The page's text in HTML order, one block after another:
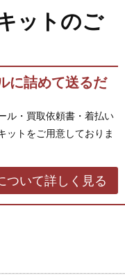
ットのご
に詰めて送るだ
ル・買取依頼書・着払い
ットをご用意しておりま
ついて詳しく見る